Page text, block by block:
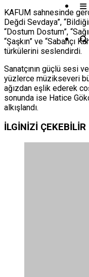
KAFUM sahnesinde
Değdi Sevdaya”,
“Dostum Dostum”,
“Şaşkın” ve “Sabahçı
türkülerini seslendirdi.
Sanatçının güçlü sesi
yüzlerce müzikseveri
ağızdan eşlik ederek
sonunda ise Hatice
alkışlandı.
İLGİNİZİ ÇEKEBİLİR